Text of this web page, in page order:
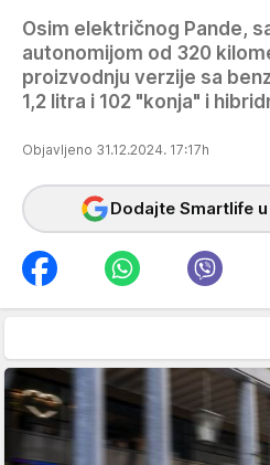
Osim električnog Pande,
autonomijom od 320
proizvodnju verzije sa
1,2 litra i 102 "konja" i
Objavljeno 31.12.2024. 17:17h
Dodajte Smartlife